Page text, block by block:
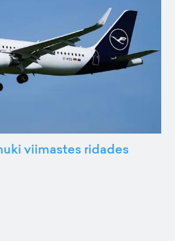
viimastes ridades